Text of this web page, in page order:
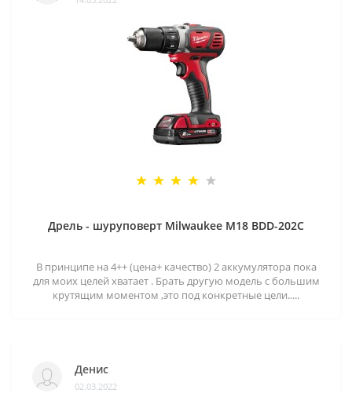
Дрель - шуруповерт Milwaukee M18 BDD-202C
В принципе на 4++ (цена+ качество) 2 аккумулятора пока
для моих целей хватает . Брать другую модель с большим
крутящим моментом ,это под конкретные цели.....
Денис
02.03.2022